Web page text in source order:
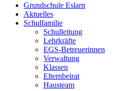
Grundschule Eslarn
Aktuelles
Schulfamilie
Schulleitung
Lehrkräfte
EGS-Betreuerinnen
Verwaltung
Klassen
Elternbeirat
Hausteam